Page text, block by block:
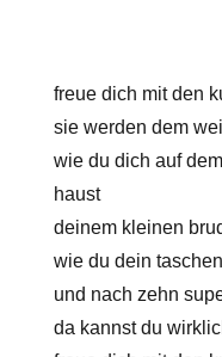
freue dich mit den
sie werden dem
wie du dich auf
haust
deinem kleinen
wie du dein
und nach zehn
da kannst du